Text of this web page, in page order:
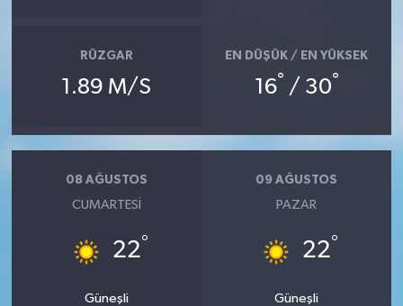
RÜZGAR
1.89 M/S
EN DÜŞÜK / EN YÜKSEK
16° / 30°
08 AĞUSTOS
CUMARTESI
22°
Güneşli
09 AĞUSTOS
PAZAR
22°
Güneşli